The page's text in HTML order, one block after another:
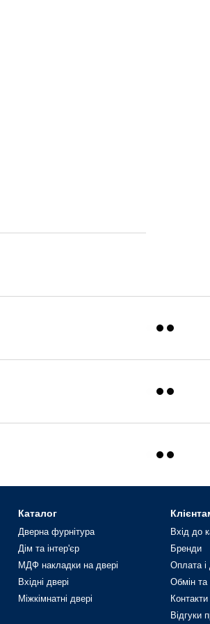
Каталог
Дверна фурнітура
Дім та інтер'єр
МДФ накладки на двері
Вхідні двері
Міжкімнатні двері
Вхід до
Бренди
Оплата і
Обмін та
Контакти
Відгуки